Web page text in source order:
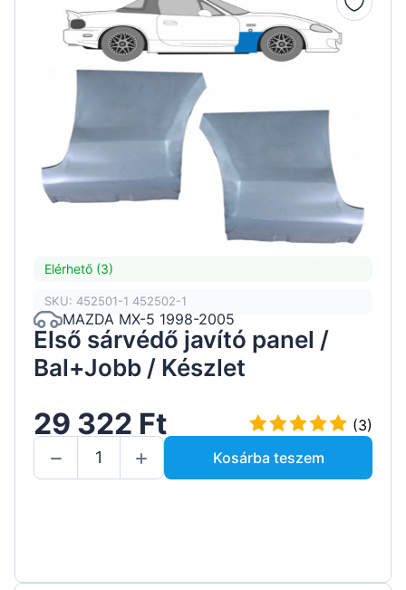
Elérhető (3)
SKU: 452501-1 452502-1
MAZDA MX-5 1998-2005
Első sárvédő javító panel /
Bal+Jobb / Készlet
29 322 Ft
(3)
Kosárba teszem